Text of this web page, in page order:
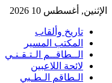
الإثنين, أغسطس 10 2026
تاريخ وألقاب
المكتب المسير
الــطاقــم الـتـقـنـي
لائحة اللاعبين
الـطاقم الـطـبي